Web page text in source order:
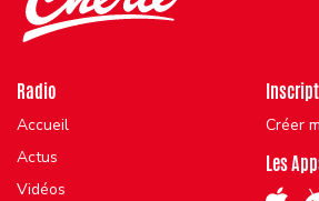
Radio
Accueil
Actus
Vidéos
Créer
Les